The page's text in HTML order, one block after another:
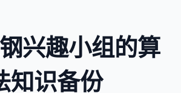
兴趣小组的算
知识备份